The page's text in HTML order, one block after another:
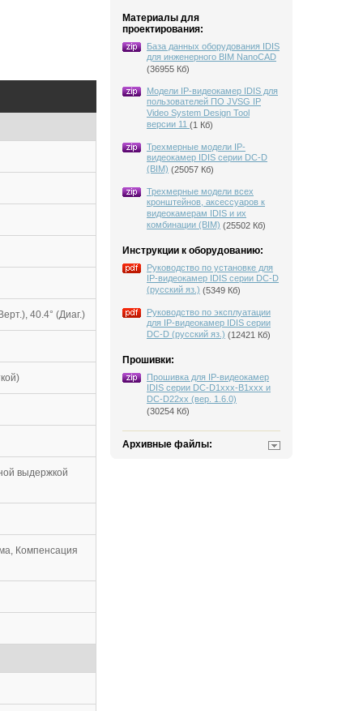
Материалы для
проектирования:
База данных оборудования IDIS
для инженерного BIM NanoCAD
(36955 Кб)
Модели IP-видеокамер IDIS для
пользователей ПО JVSG IP
Video System Design Tool
версии 11 (1 Кб)
Трехмерные модели IP-
видеокамер IDIS серии DC-D
(BIM) (25057 Кб)
Трехмерные модели всех
кронштейнов, аксессуаров к
видеокамерам IDIS и их
комбинации (BIM) (25502 Кб)
Инструкции к оборудованию:
Руководство по установке для
IP-видеокамер IDIS серии DC-D
(русский яз.) (5349 Кб)
Руководство по эксплуатации
для IP-видеокамер IDIS серии
DC-D (русский яз.) (12421 Кб)
Прошивки:
Прошивка для IP-видеокамер
IDIS серии DC-D1xxx-B1xxx и
DC-D22xx (вер. 1.6.0)
(30254 Кб)
Архивные файлы:
40.4° (Диаг.)
выдержкой
Компенсация